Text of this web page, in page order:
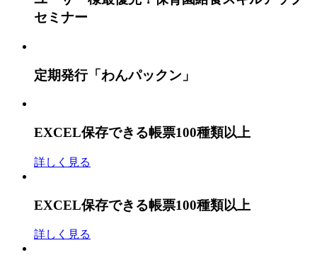
セミナー
定期発行「わんパックン」
EXCEL保存できる帳票100種類以上
詳しく見る
EXCEL保存できる帳票100種類以上
詳しく見る